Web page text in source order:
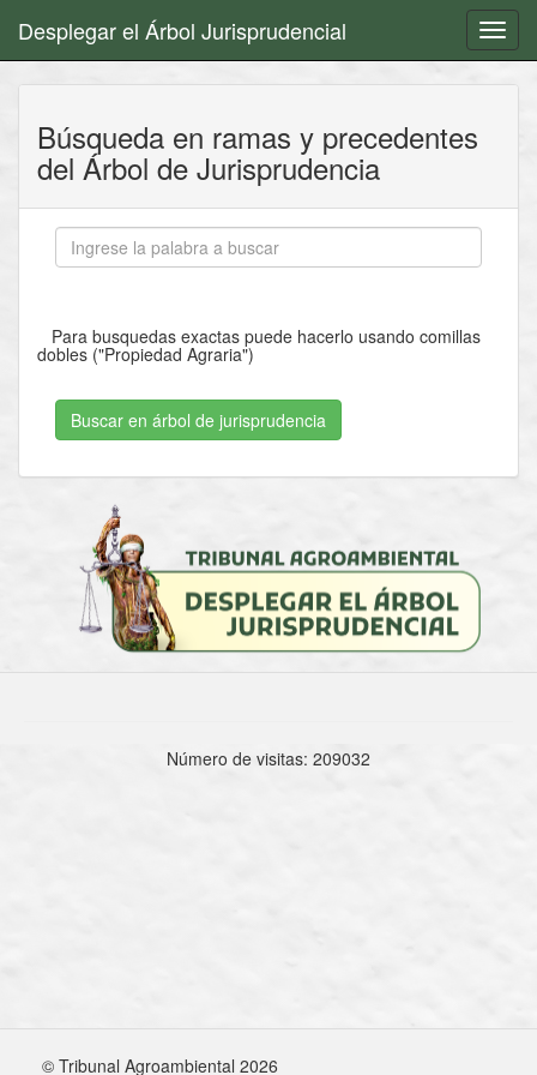
Desplegar el Árbol Jurisprudencial
Búsqueda en ramas y precedentes
del Árbol de Jurisprudencia
Para busquedas exactas puede hacerlo usando comillas
dobles ("Propiedad Agraria")
Buscar en árbol de jurisprudencia
Número de visitas: 209032
© Tribunal Agroambiental 2026